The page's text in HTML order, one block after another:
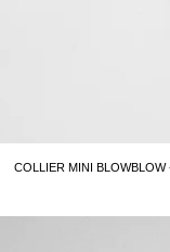
COLLIER MINI